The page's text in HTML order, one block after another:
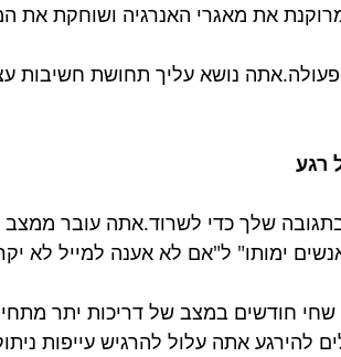
את מאגרי האנרגיה ושוחקת את
נושא עליך תחושת חשיבות
רגע
שלך כדי לשרוד.אתה עובר
ימותו" ל"אם לא אענה למייל לא
שחי חודשים במצב של דריכות יתר
אתה עלול להרגיש עייפות